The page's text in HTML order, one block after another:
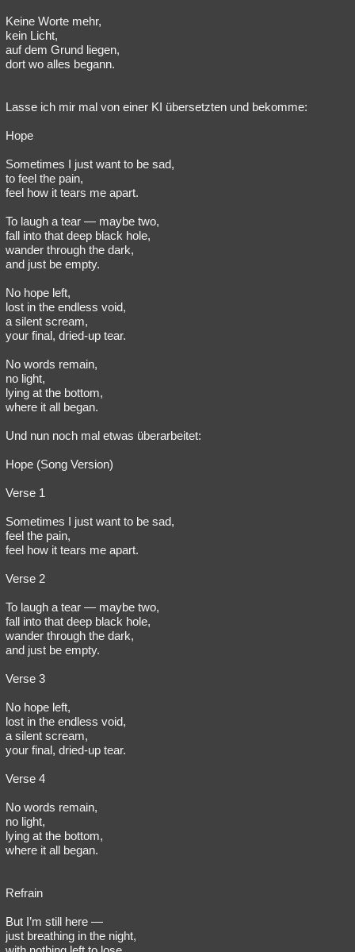
Keine Worte mehr,
kein Licht,
auf dem Grund liegen,
dort wo alles begann.
Lasse ich mir mal von einer KI übersetzten und bekomme:
Hope
Sometimes I just want to be sad,
to feel the pain,
feel how it tears me apart.
To laugh a tear — maybe two,
fall into that deep black hole,
wander through the dark,
and just be empty.
No hope left,
lost in the endless void,
a silent scream,
your final, dried-up tear.
No words remain,
no light,
lying at the bottom,
where it all began.
Und nun noch mal etwas überarbeitet:
Hope (Song Version)
Verse 1
Sometimes I just want to be sad,
feel the pain,
feel how it tears me apart.
Verse 2
To laugh a tear — maybe two,
fall into that deep black hole,
wander through the dark,
and just be empty.
Verse 3
No hope left,
lost in the endless void,
a silent scream,
your final, dried-up tear.
Verse 4
No words remain,
no light,
lying at the bottom,
where it all began.
Refrain
But I’m still here —
just breathing in the night,